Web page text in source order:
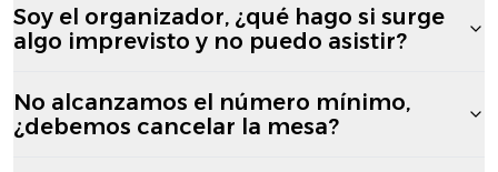
Soy el organizador, ¿qué hago si surge
algo imprevisto y no puedo asistir?
No alcanzamos el número mínimo,
¿debemos cancelar la mesa?